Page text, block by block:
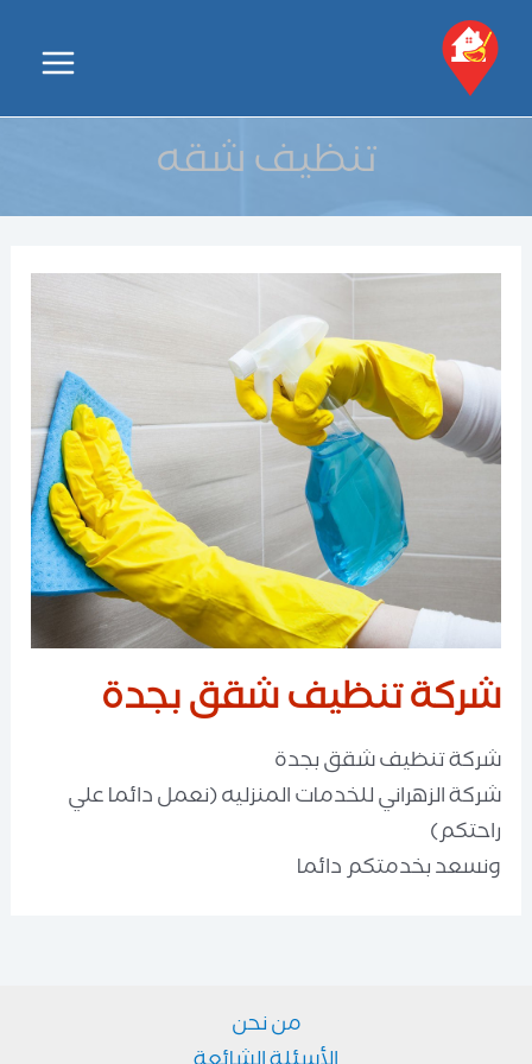
تخطي
المحتوى
Main
تنظيف شقه
شركة تنظيف شقق بجدة
شركة تنظيف شقق بجدة
شركة الزهراني للخدمات المنزليه (نعمل دائما علي
راحتكم)
ونسعد بخدمتكم دائما
من نحن